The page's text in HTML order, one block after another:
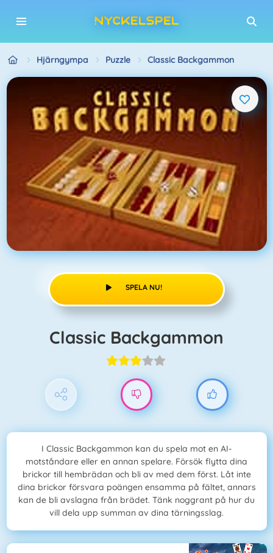
Hjärngympa Puzzle Classic Backgammon
SPELA NU!
Classic Backgammon
I Classic Backgammon kan du spela mot en AI-
motståndare eller en annan spelare. Försök flytta dina
brickor till hembrädan och bli av med dem först. Låt inte
dina brickor försvara poängen ensamma på fältet, annars
kan de bli avslagna från brädet. Tänk noggrant på hur du
vill dela upp summan av dina tärningsslag.